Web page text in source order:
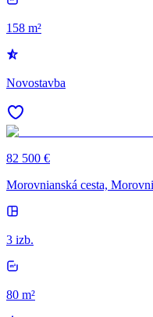
158 m²
Novostavba
82 500 €
Morovnianská cesta,
3 izb.
80 m²